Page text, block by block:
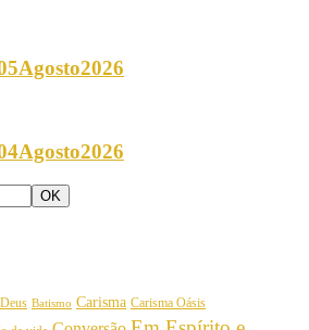
Batismo Carisma Carisma Oásis